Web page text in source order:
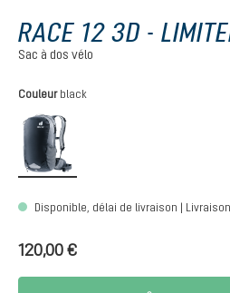
RACE 12 3D -
Sac à dos vélo
Sélectionnez
Couleur black
Disponible, délai de livraison |
120,00 €